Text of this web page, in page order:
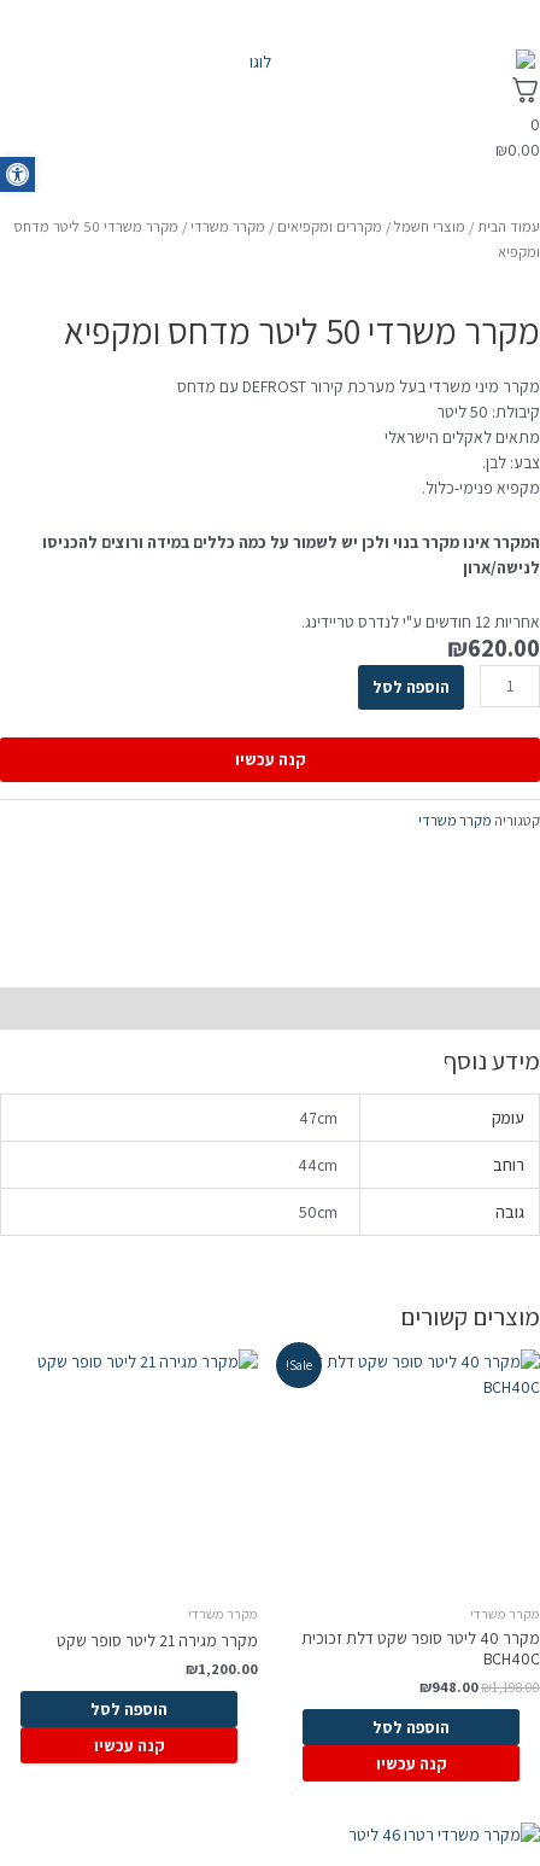
0
₪0.00
עמוד הבית / מוצרי חשמל/ מקררים ומקפיאים / מקרר משרדי
/ מקרר משרדי 50 ליטר מדחס
ומקפיא
מקרר משרדי 50 ליטר מדחס ומקפיא
מקרר מיני משרדי בעל מערכת קירור DEFROST עם מדחס
קיבולת: 50 ליטר
מתאים לאקלים הישראלי
צבע: לבן.
מקפיא פנימי-כלול.
המקרר אינו מקרר בנוי ולכן יש לשמור על כמה כללים במידה ורוצים להכניסו
לנישה/ארון
אחריות 12 חודשים ע"י לנדרס טריידינג.
₪620.00
הוספה לסל
קנה עכשיו
קטגוריה מקרר משרדי
מידע נוסף
עומק 47cm
רוחב 44cm
גובה 50cm
מוצרים קשורים
Sale!
מקרר משרדי
מקרר 40 ליטר סופר שקט דלת זכוכית
BCH40C
₪1,198.00
₪948.00
הוספה לסל
קנה עכשיו
מקרר משרדי
מקרר מגירה 21 ליטר סופר שקט
₪1,200.00
הוספה לסל
קנה עכשיו